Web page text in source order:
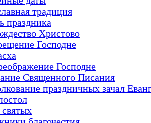
традиция
праздника
Христово
Господне
Господне
Священного Писания
праздничных зачал